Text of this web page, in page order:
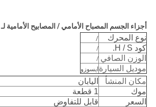
أجزاء الجسم المصباح الأمامي / المصابيح الأمامية لـ Isuzu FVR
نوع المحرك /
كود H / S.
/
الوزن الصافي /
موديل السيارة ايسوزو
مكان المنشأ
اليابان
موك
1 قطعة
السعر
قابل للتفاوض